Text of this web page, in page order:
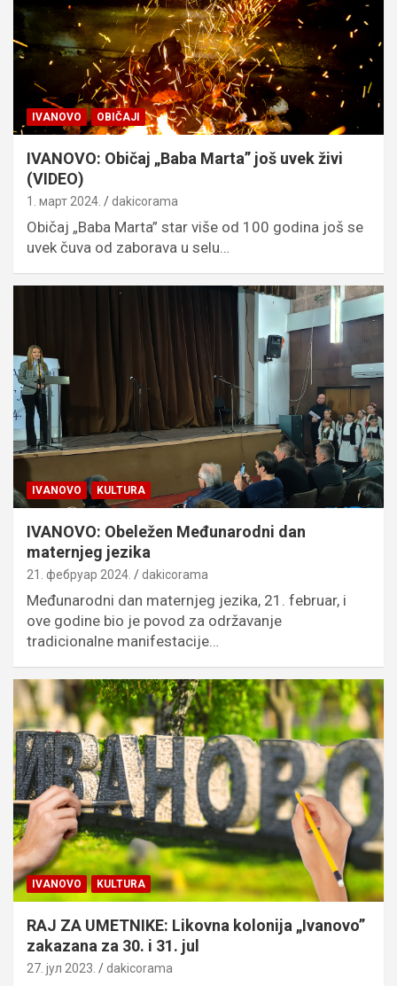
IVANOVO OBIČAJI
IVANOVO: Običaj „Baba Marta” još uvek živi
(VIDEO)
1. март 2024. dakicorama
Običaj „Baba Marta” star više od 100 godina još se
uvek čuva od zaborava u selu…
IVANOVO KULTURA
IVANOVO: Obeležen Međunarodni dan
maternjeg jezika
21. фебруар 2024. dakicorama
Međunarodni dan maternjeg jezika, 21. februar, i
ove godine bio je povod za održavanje
tradicionalne manifestacije…
IVANOVO KULTURA
RAJ ZA UMETNIKE: Likovna kolonija „Ivanovo”
zakazana za 30. i 31. jul
27. јул 2023. dakicorama